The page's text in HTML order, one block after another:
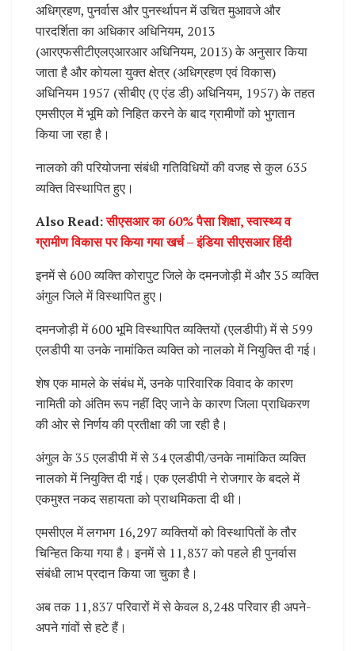
अधिग्रहण, पुनर्वास और पुनर्स्थापन में उचित मुआवजे और
पारदर्शिता का अधिकार अधिनियम, 2013
(आरएफसीटीएलएआरआर अधिनियम, 2013) के अनुसार किया
जाता है और कोयला युक्त क्षेत्र (अधिग्रहण एवं विकास)
अधिनियम 1957 (सीबीए (ए एंड डी) अधिनियम, 1957) के तहत
एमसीएल में भूमि को निहित करने के बाद ग्रामीणों को भुगतान
किया जा रहा है।
नालको की परियोजना संबंधी गतिविधियों की वजह से कुल 635
व्यक्ति विस्थापित हुए।
Also Read:सीएसआर का 60% पैसा शिक्षा, स्वास्थ्य व
ग्रामीण विकास पर किया गया खर्च – इंडिया सीएसआर हिंदी
इनमें से 600 व्यक्ति कोरापुट जिले के दमनजोड़ी में और 35 व्यक्ति
अंगुल जिले में विस्थापित हुए।
दमनजोड़ी में 600 भूमि विस्थापित व्यक्तियों (एलडीपी) में से 599
एलडीपी या उनके नामांकित व्यक्ति को नालको में नियुक्ति दी गई।
शेष एक मामले के संबंध में, उनके पारिवारिक विवाद के कारण
नामिती को अंतिम रूप नहीं दिए जाने के कारण जिला प्राधिकरण
की ओर से निर्णय की प्रतीक्षा की जा रही है।
अंगुल के 35 एलडीपी में से 34 एलडीपी/उनके नामांकित व्यक्ति
नालको में नियुक्ति दी गई। एक एलडीपी ने रोजगार के बदले में
एकमुश्त नकद सहायता को प्राथमिकता दी थी।
एमसीएल में लगभग 16,297 व्यक्तियों को विस्थापितों के तौर
चिन्हित किया गया है। इनमें से 11,837 को पहले ही पुनर्वास
संबंधी लाभ प्रदान किया जा चुका है।
अब तक 11,837 परिवारों में से केवल 8,248 परिवार ही अपने-
अपने गांवों से हटे हैं।